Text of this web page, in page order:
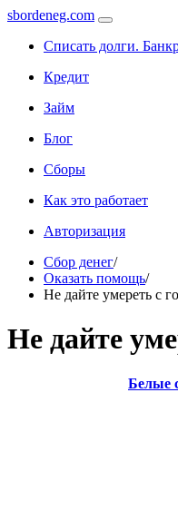
sbordeneg.com
Списать долги.
Кредит
Займ
Блог
Сборы
Как это работает
Авторизация
Сбор денег/
Оказать помощь/
Не дайте умереть с
Не дайте
Белые